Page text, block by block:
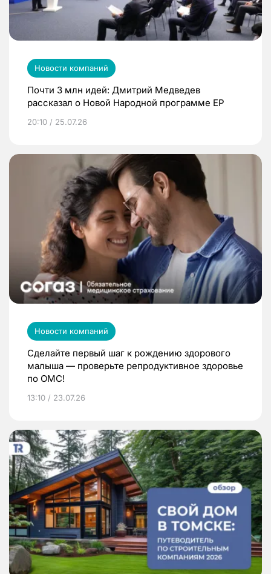
Новости компаний
Почти 3 млн идей: Дмитрий Медведев
рассказал о Новой Народной программе ЕР
20:10 / 25.07.26
Новости компаний
Сделайте первый шаг к рождению здорового
малыша — проверьте репродуктивное здоровье
по ОМС!
13:10 / 23.07.26